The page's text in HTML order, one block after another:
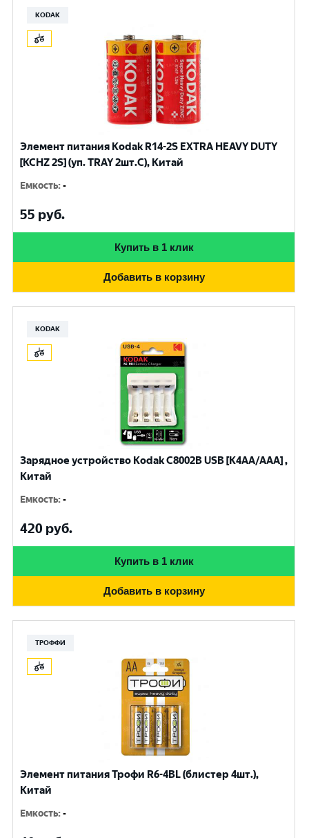
KODAK
Элемент питания Kodak R14-2S EXTRA HEAVY DUTY
[KCHZ 2S] (уп. TRAY 2шт.C), Китай
Емкость:-
55 руб.
Купить в 1 клик
Добавить в корзину
KODAK
Зарядное устройство Kodak С8002B USB [K4AA/AAA] ,
Китай
Емкость:-
420 руб.
Купить в 1 клик
Добавить в корзину
ТРОФФИ
Элемент питания Трофи R6-4BL (блистер 4шт.),
Китай
Емкость:-